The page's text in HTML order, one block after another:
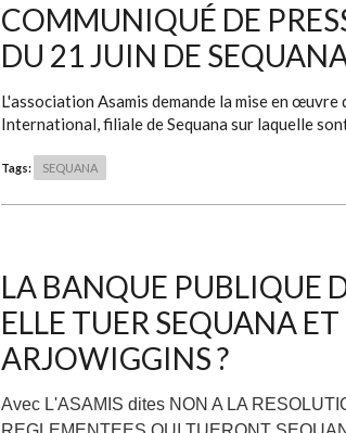
COMMUNIQUÉ DE
DU 21 JUIN DE
L'association Asamis demande la mise en
International, filiale de Sequana sur laquelle
Tags: SEQUANA
LA BANQUE PUBLIQUE
ELLE TUER SEQUANA
ARJOWIGGINS ?
Avec L'ASAMIS dites NON A LA